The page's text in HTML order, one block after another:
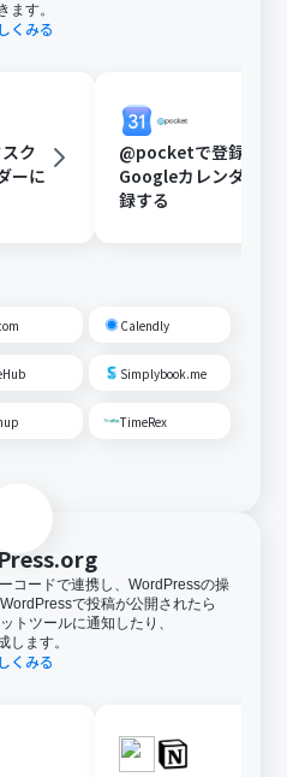
ます。
くみる
ク
ーに
@pocketで登録され
Googleカレンダーに
録する
Calendly
Simplybook.me
TimeRex
コードで連携し、WordPressの操
で投稿が公開されたら
トツールに通知したり、
します。
くみる